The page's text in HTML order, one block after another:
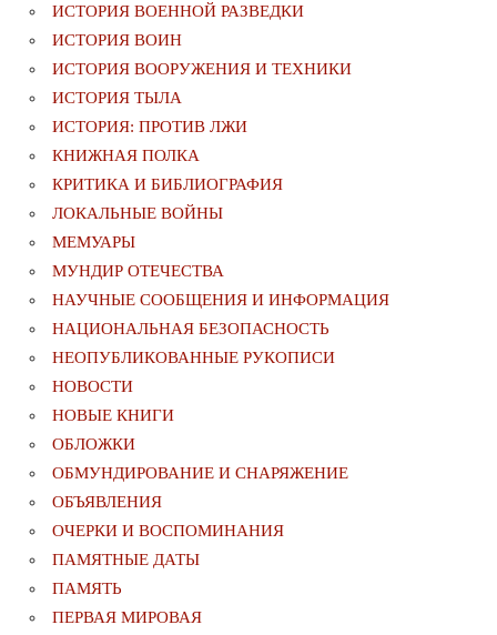
ИСТОРИЯ ВОЕННОЙ РАЗВЕДКИ
ИСТОРИЯ ВОИН
ИСТОРИЯ ВООРУЖЕНИЯ И ТЕХНИКИ
ИСТОРИЯ ТЫЛА
ИСТОРИЯ: ПРОТИВ ЛЖИ
КНИЖНАЯ ПОЛКА
КРИТИКА И БИБЛИОГРАФИЯ
ЛОКАЛЬНЫЕ ВОЙНЫ
МЕМУАРЫ
МУНДИР ОТЕЧЕСТВА
НАУЧНЫЕ СООБЩЕНИЯ И ИНФОРМАЦИЯ
НАЦИОНАЛЬНАЯ БЕЗОПАСНОСТЬ
НЕОПУБЛИКОВАННЫЕ РУКОПИСИ
НОВОСТИ
НОВЫЕ КНИГИ
ОБЛОЖКИ
ОБМУНДИРОВАНИЕ И СНАРЯЖЕНИЕ
ОБЪЯВЛЕНИЯ
ОЧЕРКИ И ВОСПОМИНАНИЯ
ПАМЯТНЫЕ ДАТЫ
ПАМЯТЬ
ПЕРВАЯ МИРОВАЯ